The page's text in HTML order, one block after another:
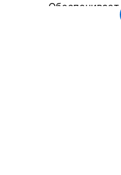
Предназначено